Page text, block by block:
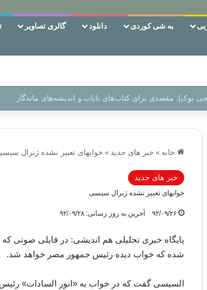
به شی کوردی دانلود گالری تصاویر
وکناره‌گیری از راه خداست‌!
خانه » خبر های جدید » خوابهای تعبیر نشده ژنرال
خبر های جدید
خوابهای تعبیر نشده ژنرال سیسی
۹۲/۰۹/۲۶ آخرین به روز رسانی: ۹۲/۰۹/۲۸
پایگاه خبری تحلیلی هم اندیشی: در فایلی صوتی
شده که خواب دیده رئیس جمهور مصر خواهد شد.
السیسی گفت که در خواب به «انور السادات»